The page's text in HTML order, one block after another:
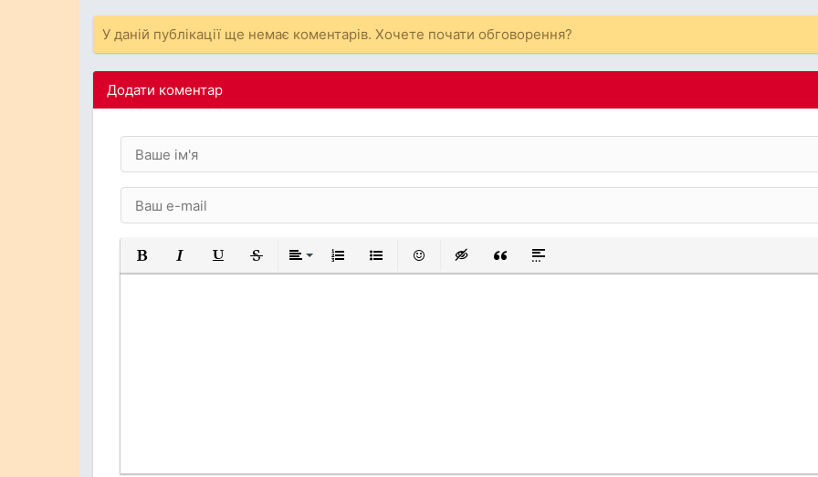
У даній публікації ще немає коментарів. Хочете почати обговорення?
Додати коментар
ЖирнийКурсивПідкреслений
ЗакресленийВирівнювання
Нумерований список
Маркований список
смайлиInsert hidden text
Insert QuoteInsert spoiler